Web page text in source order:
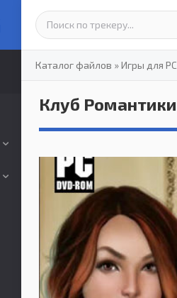
Каталог файлов »Игры для PC
Клуб Романтики